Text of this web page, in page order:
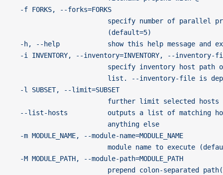
  -f FORKS, --forks=FORKS
specify number of parallel
                        (default=5)
-h, --help            show this help message and
-i INVENTORY, --inventory=INVENTORY, --inventory-
specify inventory host path
list. --inventory-file is
  -l SUBSET, --limit=SUBSET
further limit selected hosts
--list-hosts          outputs a list of matching
                        anything else
  -m MODULE_NAME, --module-name=MODULE_NAME
module name to execute
  -M MODULE_PATH, --module-path=MODULE_PATH
prepend colon-separated